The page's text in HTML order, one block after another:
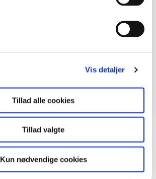
Vis detaljer
Tillad alle cookies
Tillad valgte
Kun nødvendige cookies
Del en ide